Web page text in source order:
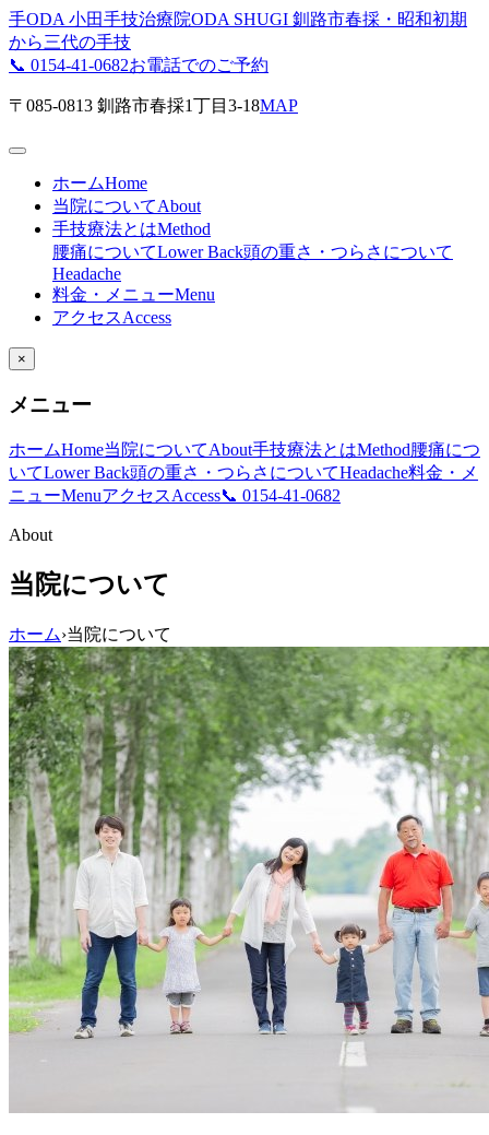
手ODA 小田手技治療院ODA SHUGI 釧路市春採・昭和初期
から三代の手技
📞 0154-41-0682お電話でのご予約
〒085-0813 釧路市春採1丁目3-18MAP
ホームHome
当院についてAbout
手技療法とはMethod
腰痛についてLower Back頭の重さ・つらさについて
Headache
料金・メニューMenu
アクセスAccess
×
メニュー
ホームHome当院についてAbout手技療法とはMethod腰痛につ
いてLower Back頭の重さ・つらさについてHeadache料金・メ
ニューMenuアクセスAccess📞 0154-41-0682
About
当院について
ホーム›当院について